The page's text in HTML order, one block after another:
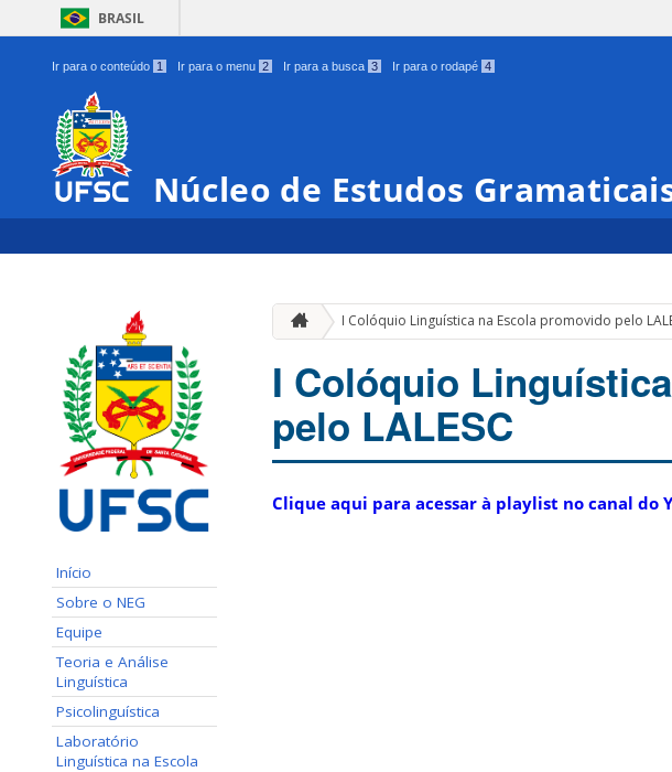
BRASIL
Ir para o conteúdo 1 Ir para o menu 2 Ir para a busca 3 Ir para o rodapé 4
Núcleo de Estudos
Início
Sobre o NEG
Equipe
Teoria e Análise
Linguística
Psicolinguística
Laboratório
Linguística na Escola
I Colóquio Linguística na Escola promovido pelo
I Colóquio
pelo LALESC
Clique aqui para acessar à playlist no canal do